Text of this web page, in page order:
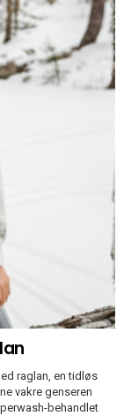
raglan, en tidløs
vakre genseren
behandlet